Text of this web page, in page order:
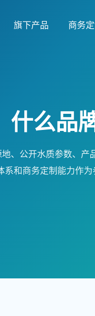
旗下产品 商务
什么品
、公开水质参数、产
和商务定制能力作为